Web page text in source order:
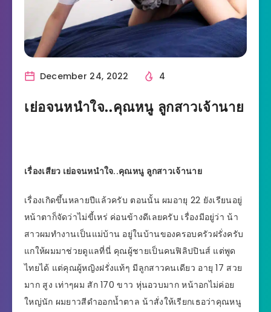
December 24, 2022 4
เย่อจนหนำใจ..คุณหนู ลูกสาวเจ้านาย
เรื่องเสียว เย่อจนหนำใจ..คุณหนู ลูกสาวเจ้านาย
เรื่องเกิดขึ้นหลายปีแล้วครับ ตอนนั้น ผมอายุ 22 ยังเรียนอยู่
หน้าตาก็จัดว่าไม่ขี้เหร่ ค่อนข้างดีเลยครับ เรื่องมีอยู่ว่า น้า
สาวผมทำงานเป็นแม่บ้าน อยู่ในบ้านของครอบครัวฝรั่งครับ
แกให้ผมมาช่วยดูแลที่นี่ คุณผู้ชายเป็นคนฟิลิปปินส์ แต่พูด
ไทยได้ แต่คุณผู้หญิงฝรั่งแท้ๆ มีลูกสาวคนเดียว อายุ 17 สวย
มาก สูง เท่าๆผม สัก 170 ขาว หุ่นอวบมาก หน้าอกไม่ค่อย
ใหญ่นัก ผมยาวสีดำออกน้ำตาล น้าสั่งให้เรียกเธอว่าคุณหนู